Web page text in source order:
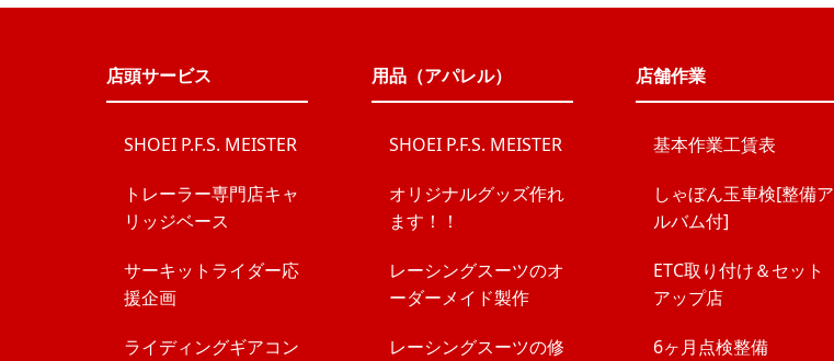
店頭サービス
SHOEI P.F.S. MEISTER
トレーラー専門店キャ
リッジベース
サーキットライダー応
援企画
ライディングギアコン
用品（アパレル）
SHOEI P.F.S. MEISTER
オリジナルグッズ作れ
ます！！
レーシングスーツのオ
ーダーメイド製作
レーシングスーツの修
店舗作業
基本作業工賃表
しゃぼん玉車検[整備ア
ルバム付]
ETC取り付け＆セット
アップ店
6ヶ月点検整備